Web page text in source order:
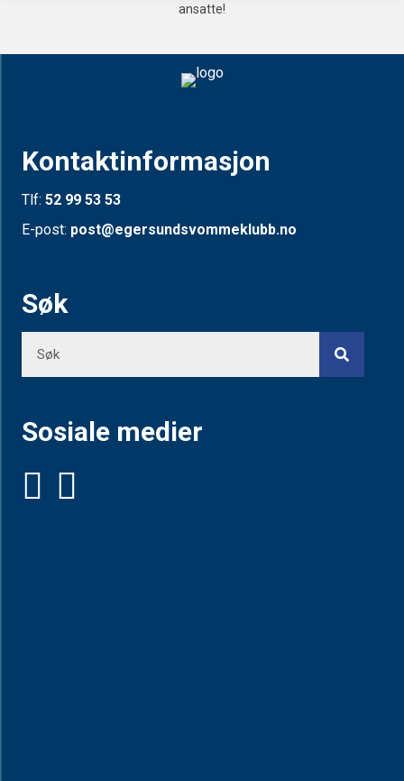
ansatte!
Kontaktinformasjon
Tlf: 52 99 53 53
E-post: post@egersundsvommeklubb.no
Søk
Sosiale medier